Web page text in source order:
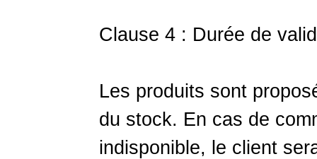
Clause 4 : Durée de
Les produits sont
du stock. En cas de
indisponible, le client